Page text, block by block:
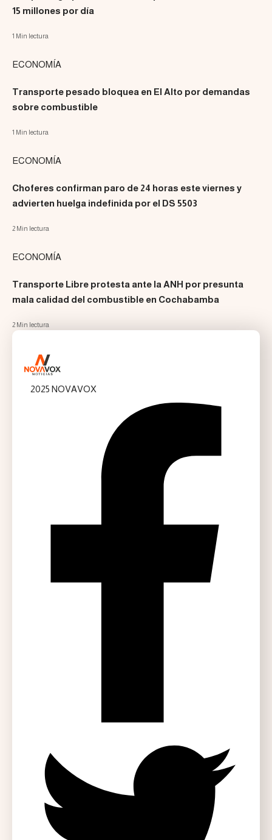
15 millones por día
1 Min lectura
ECONOMÍA
Transporte pesado bloquea en El Alto por demandas
sobre combustible
1 Min lectura
ECONOMÍA
Choferes confirman paro de 24 horas este viernes y
advierten huelga indefinida por el DS 5503
2 Min lectura
ECONOMÍA
Transporte Libre protesta ante la ANH por presunta
mala calidad del combustible en Cochabamba
2 Min lectura
2025 NOVAVOX